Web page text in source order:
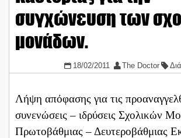
συγχώνευση των
μονάδων.
18/02/2011 The Doctor
Λήψη απόφασης για τις
συνενώσεις – ιδρύσεις Σχολικών
Πρωτοβάθμιας – Δευτεροβάθμιας